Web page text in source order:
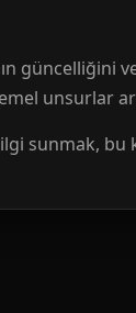
unsurlar
sunmak,